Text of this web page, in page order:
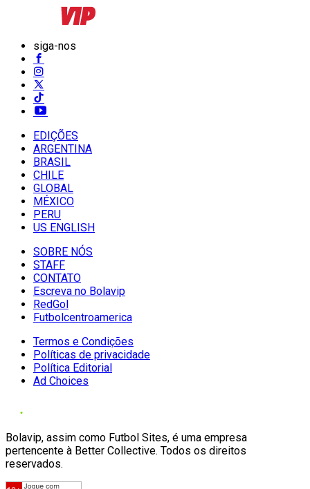
siga-nos
EDIÇÕES
ARGENTINA
BRASIL
CHILE
GLOBAL
MÉXICO
PERU
US ENGLISH
SOBRE NÓS
STAFF
CONTATO
Escreva no Bolavip
RedGol
Futbolcentroamerica
Termos e Condições
Políticas de privacidade
Política Editorial
Ad Choices
Bolavip, assim como Futbol Sites, é uma empresa
pertencente à Better Collective. Todos os direitos
reservados.